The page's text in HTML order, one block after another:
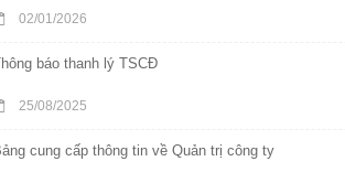
02/01/2026
báo thanh lý TSCĐ
25/08/2025
cung cấp thông tin về Quản trị công ty